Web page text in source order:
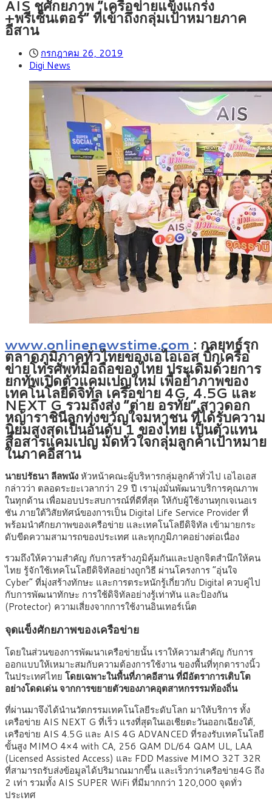
AIS ชูศักยภาพ “เครือข่ายแข็งแกร่ง
+พรีเซ็นเตอร์” ที่เข้าถึงกลุ่มเป้าหมายภาค
อีสาน
กรกฎาคม 26, 2019
Digi News
www.onlinenewstime.com : กลยุทธ์รุก
ตลาดภูมิภาคทั่วไทยของเอไอเอส บิ๊กเครือ
ข่ายโทรศัพท์มือถือของไทย ประเดิมด้วยการ
ยกทัพเปิดตัวแคมเปญใหม่ เพื่อย้ำภาพของ
เทคโนโลยีดิจิทัล เครือข่าย 4G, 4.5G และ
NEXT G รวมถึงส่ง “ต่าย อรทัย” สาวดอก
หญ้าราชินีลูกทุ่งขวัญใจมหาชน ที่ได้รับความ
นิยมสูงสุดเป็นอันดับ 1 ของไทย เป็นตัวแทน
สื่อสารแคมเปญ มัดหัวใจกลุ่มลูกค้าเป้าหมาย
ในภาคอีสาน
นายปรัธนา ลีลพนังหัวหน้าคณะผู้บริหารกลุ่มลูกค้าทั่วไป เอไอเอส
กล่าวว่า ตลอดระยะเวลากว่า 29 ปี เรามุ่งมั่นพัฒนาบริการคุณภาพ
ในทุกด้าน เพื่อมอบประสบการณ์ที่ดีที่สุด ให้กับผู้ใช้งานทุกเจเนอเร
ชัน ภายใต้วิสัยทัศน์ของการเป็น Digital Life Service Provider ที่
พร้อมนำศักยภาพของเครือข่าย และเทคโนโลยีดิจิทัล เข้ามายกระ
ดับขีดความสามารถของประเทศ และทุกภูมิภาคอย่างต่อเนื่อง
รวมถึงให้ความสำคัญ กับการสร้างภูมิคุ้มกันและปลูกจิตสำนึกให้คน
ไทย รู้จักใช้เทคโนโลยีดิจิทัลอย่างถูกวิธี ผ่านโครงการ “อุ่นใจ
Cyber” ที่มุ่งสร้างทักษะ และการตระหนักรู้เกี่ยวกับ Digital ควบคู่ไป
กับการพัฒนาทักษะ การใช้ดิจิทัลอย่างรู้เท่าทัน และป้องกัน
(Protector) ความเสี่ยงจากการใช้งานอินเทอร์เน็ต
จุดแข็งศักยภาพของเครือข่าย
โดยในส่วนของการพัฒนาเครือข่ายนั้น เราให้ความสำคัญ กับการ
ออกแบบให้เหมาะสมกับความต้องการใช้งาน ของพื้นที่ทุกตารางนิ้ว
ในประเทศไทย โดยเฉพาะในพื้นที่ภาคอีสาน ที่มีอัตราการเติบโต
อย่างโดดเด่น จากการขยายตัวของภาคอุตสาหกรรรมท้องถิ่น
ที่ผ่านมาจึงได้นำนวัตกรรมเทคโนโลยีระดับโลก มาให้บริการ ทั้ง
เครือข่าย AIS NEXT G ที่เร็ว แรงที่สุดในเอเชียตะวันออกเฉียงใต้,
เครือข่าย AIS 4.5G และ AIS 4G ADVANCED ที่รองรับเทคโนโลยี
ขั้นสูง MIMO 4×4 with CA, 256 QAM DL/64 QAM UL, LAA
(Licensed Assisted Access) และ FDD Massive MIMO 32T 32R
ที่สามารถรับส่งข้อมูลได้ปริมาณมากขึ้น และเร็วกว่าเครือข่าย4G ถึง
2 เท่า รวมทั้ง AIS SUPER WiFi ที่มีมากกว่า 120,000 จุดทั่ว
ประเทศ